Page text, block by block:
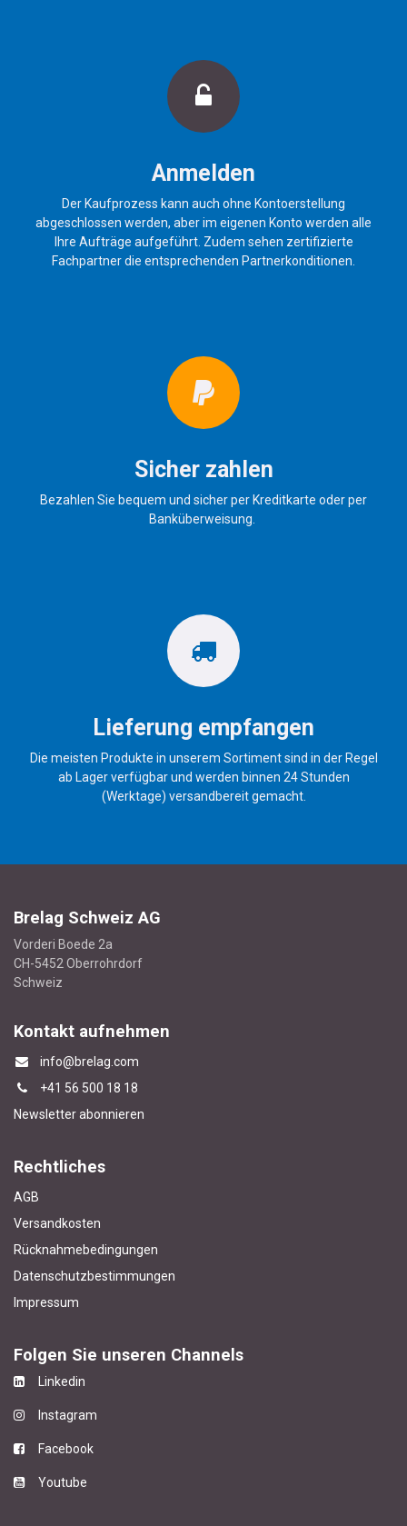
Anmelden
Der Kaufprozess kann auch ohne Kontoerstellung
abgeschlossen werden, aber im eigenen Konto werden alle
Ihre Aufträge aufgeführt. Zudem sehen zertifizierte
Fachpartner die entsprechenden Partnerkonditionen.
Sicher zahlen
Bezahlen Sie bequem und sicher per Kreditkarte oder per
Banküberweisung.
Lieferung empfangen
Die meisten Produkte in unserem Sortiment sind in der Regel
ab Lager verfügbar und werden binnen 24 Stunden
(Werktage) versandbereit gemacht.
Brelag Schweiz AG
Vorderi Boede 2a
CH-5452 Oberrohrdorf
Schweiz
Kontakt aufnehmen
info@brelag.com
+41 56 500 18 18
Newsletter abonnieren
Rechtliches
AGB
Versandkosten
Rücknahmebedingungen
Datenschutzbestimmungen
Impressum
Folgen Sie unseren Channels
Linkedin
Instagram
Facebook
Youtube